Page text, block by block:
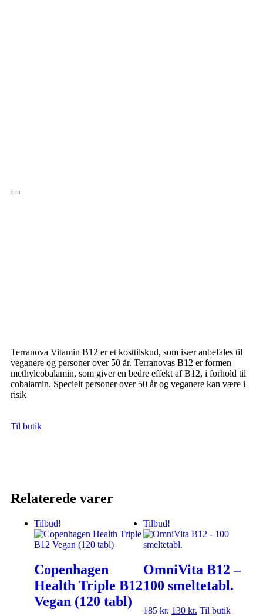
Hamburger Toggle Menu
Terranova Vitamin B12 er et kosttilskud, som især anbefales til
veganere og personer over 50 år. Terranovas B12 er formen
methylcobalamin, som giver en bedre effekt af B12, i forhold til
cobalamin. Specielt personer over 50 år og veganere kan være i
risik
Til butik
Relaterede varer
Tilbud!
Copenhagen
Health Triple B12
Vegan (120 tabl)
Tilbud!
OmniVita B12 –
100 smeltetabl.
185kr. 130 kr. Til butik